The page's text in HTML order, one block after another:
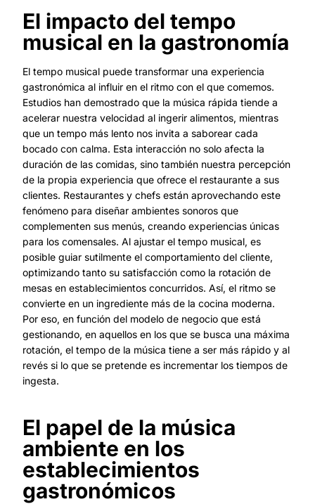
El impacto del tempo
musical en la gastronomía
El tempo musical puede transformar una experiencia
gastronómica al influir en el ritmo con el que comemos.
Estudios han demostrado que la música rápida tiende a
acelerar nuestra velocidad al ingerir alimentos, mientras
que un tempo más lento nos invita a saborear cada
bocado con calma. Esta interacción no solo afecta la
duración de las comidas, sino también nuestra percepción
de la propia experiencia que ofrece el restaurante a sus
clientes. Restaurantes y chefs están aprovechando este
fenómeno para diseñar ambientes sonoros que
complementen sus menús, creando experiencias únicas
para los comensales. Al ajustar el tempo musical, es
posible guiar sutilmente el comportamiento del cliente,
optimizando tanto su satisfacción como la rotación de
mesas en establecimientos concurridos. Así, el ritmo se
convierte en un ingrediente más de la cocina moderna.
Por eso, en función del modelo de negocio que está
gestionando, en aquellos en los que se busca una máxima
rotación, el tempo de la música tiene a ser más rápido y al
revés si lo que se pretende es incrementar los tiempos de
ingesta.
El papel de la música
ambiente en los
establecimientos
gastronómicos